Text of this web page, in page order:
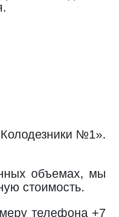
№1».
объемах, мы
стоимость.
телефона +7